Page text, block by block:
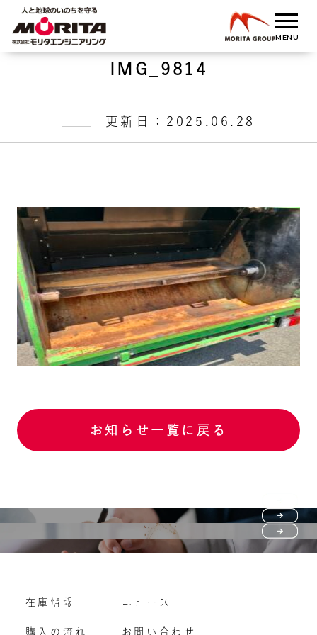
IMG_9814
更新日：2025.06.28
お知らせ一覧に戻る
購入の流れ
よくいただくご質問
Vehicle purchase
車両買い取り
在庫情報
購入の流れ
ニュース
お問い合わせ